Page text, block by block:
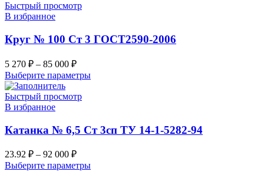
Быстрый просмотр
В избранное
Круг № 100 Ст 3 ГОСТ2590-2006
5 270 ₽ – 85 000 ₽
Выберите параметры
Быстрый просмотр
В избранное
Катанка № 6,5 Ст 3сп ТУ 14-1-5282-94
23.92 ₽ – 92 000 ₽
Выберите параметры